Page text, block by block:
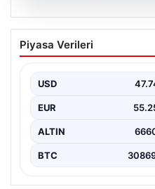
Kelebek chat
İletişimin Güvenli
Sanal çağında bireylerin
Piyasa Verileri
USD
EUR
ALTIN
BTC